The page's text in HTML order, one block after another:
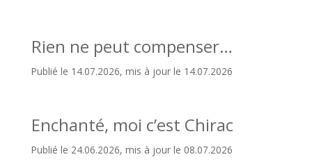
Rien ne peut compenser…
Publié le 14.07.2026, mis à jour le 14.07.2026
Enchanté, moi c’est Chirac
Publié le 24.06.2026, mis à jour le 08.07.2026